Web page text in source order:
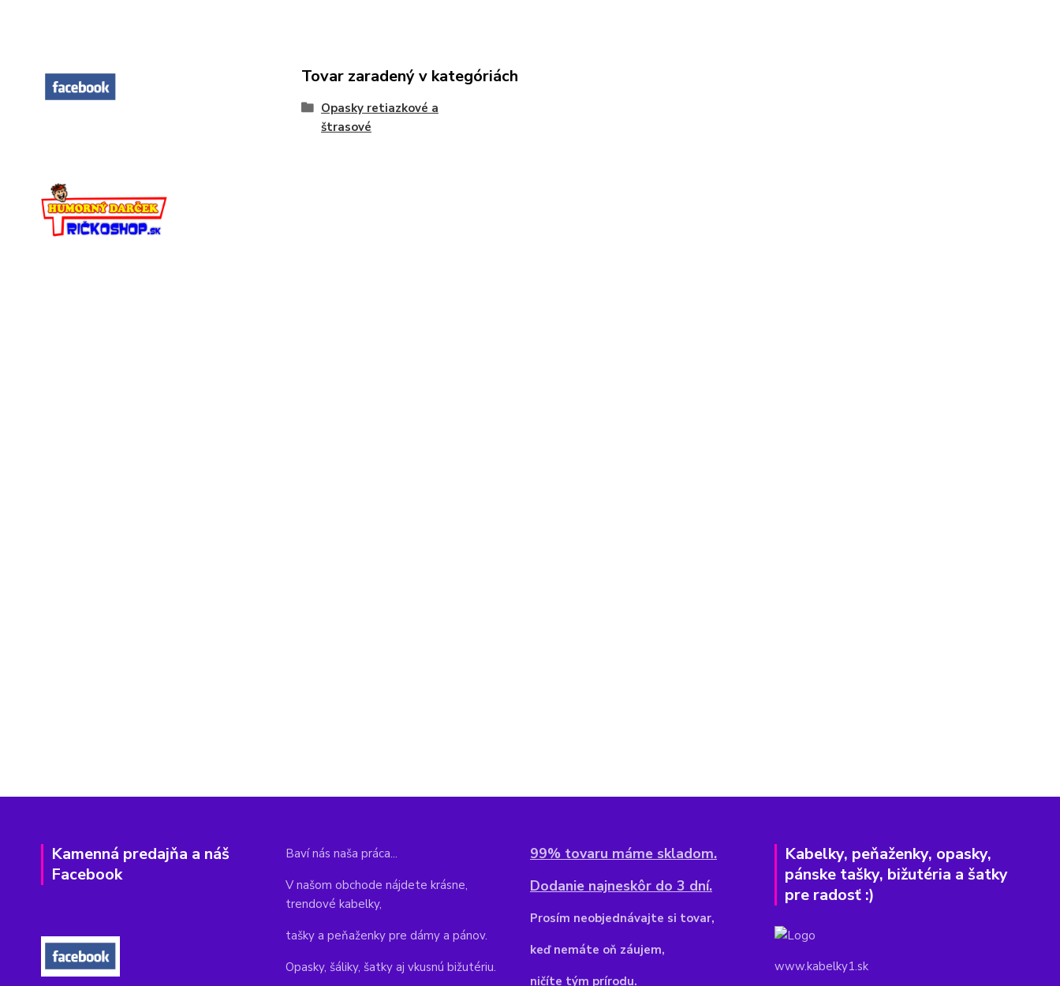
Tovar zaradený v kategóriách
Opasky retiazkové a
štrasové
Kamenná predajňa a náš
Facebook
Baví nás naša práca...
V našom obchode nájdete krásne,
trendové kabelky,
tašky a peňaženky pre dámy a pánov.
Opasky, šáliky, šatky aj vkusnú bižutériu.
99% tovaru máme skladom.
Dodanie najneskôr do 3 dní.
Prosím neobjednávajte si tovar,
keď nemáte oň záujem,
ničíte tým prírodu.
Kabelky, peňaženky, opasky,
pánske tašky, bižutéria a šatky
pre radosť :)
www.kabelky1.sk